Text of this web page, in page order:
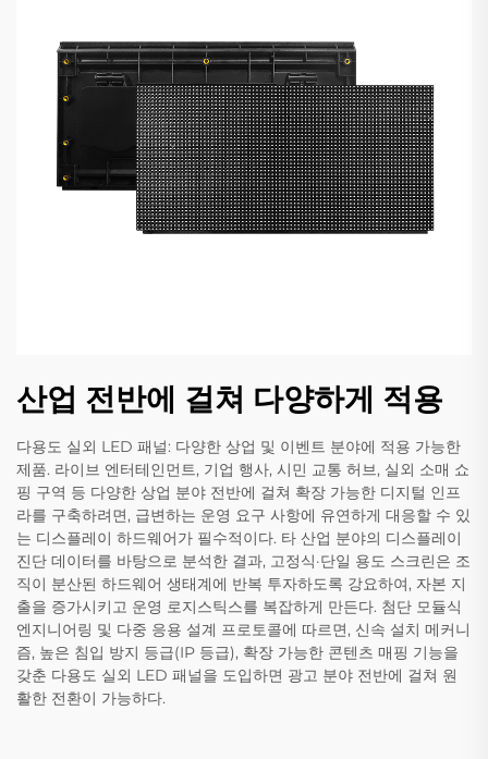
산업 전반에 걸쳐 다양하게 적용
다용도 실외 LED 패널: 다양한 상업 및 이벤트 분야에 적용 가능한
제품. 라이브 엔터테인먼트, 기업 행사, 시민 교통 허브, 실외 소매 쇼
핑 구역 등 다양한 상업 분야 전반에 걸쳐 확장 가능한 디지털 인프
라를 구축하려면, 급변하는 운영 요구 사항에 유연하게 대응할 수 있
는 디스플레이 하드웨어가 필수적이다. 타 산업 분야의 디스플레이
진단 데이터를 바탕으로 분석한 결과, 고정식·단일 용도 스크린은 조
직이 분산된 하드웨어 생태계에 반복 투자하도록 강요하여, 자본 지
출을 증가시키고 운영 로지스틱스를 복잡하게 만든다. 첨단 모듈식
엔지니어링 및 다중 응용 설계 프로토콜에 따르면, 신속 설치 메커니
즘, 높은 침입 방지 등급(IP 등급), 확장 가능한 콘텐츠 매핑 기능을
갖춘 다용도 실외 LED 패널을 도입하면 광고 분야 전반에 걸쳐 원
활한 전환이 가능하다.